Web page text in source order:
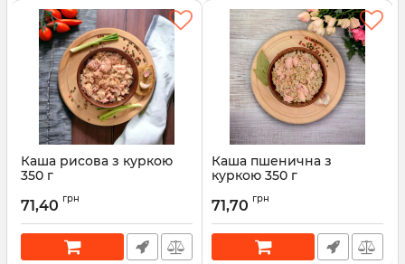
Каша рисова з куркою
350 г
71,40 грн
Каша пшенична з
куркою 350 г
71,70 грн